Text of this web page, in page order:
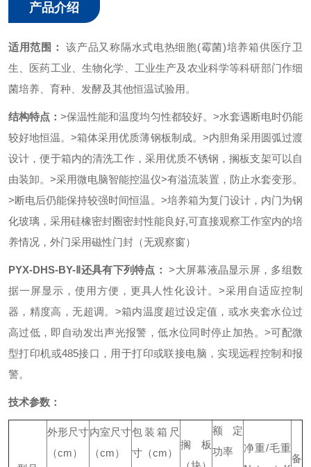
产品介绍
适用范围：该产品又称隔水式电热细胞(霉菌)培养箱供医疗卫
生、医药工业、生物化学、工业生产及农业科学等科研部门作细
菌培养、育种、发酵及其他恒温试验用。
结构特点：>保温性能和温度均匀性都较好。 >水套遇断电时仍能
较好地恒温。>箱体采用优质薄钢板制成。 >内胆角采用圆弧过渡
设计，便于箱内的清洗工作，采用优质不锈钢，搁板支架可以自
由装卸。>采用微电脑智能控温仪>有溢流装置，防止水套变形。
>断电后仍能保持较强时间恒温。 >培养箱为复门设计，内门为钢
化玻璃，采用硅橡密封圈密封性能良好,可直接观察工作室内的培
养情况，外门采用磁性门封（无观察窗）
PYX-DHS-BY-Ⅱ还具有下列特点：>大屏幕液晶显示屏，多组数
据一屏显示，使用方便，更具人性化设计。>采用自适应控制
器，精度高，无超调。 >箱内温度超过设定值，或水夹套水位过
高过低，即自动发出声光报警，低水位同时停止加热。 >可配微
型打印机或485接口，用于打印或联接电脑，实现远程控制和报
警。
技术参数：
外形尺寸
（cm）
内室尺寸
（cm）
包装箱尺
寸（cm）
搁板
额定
功率
净重/毛重
备